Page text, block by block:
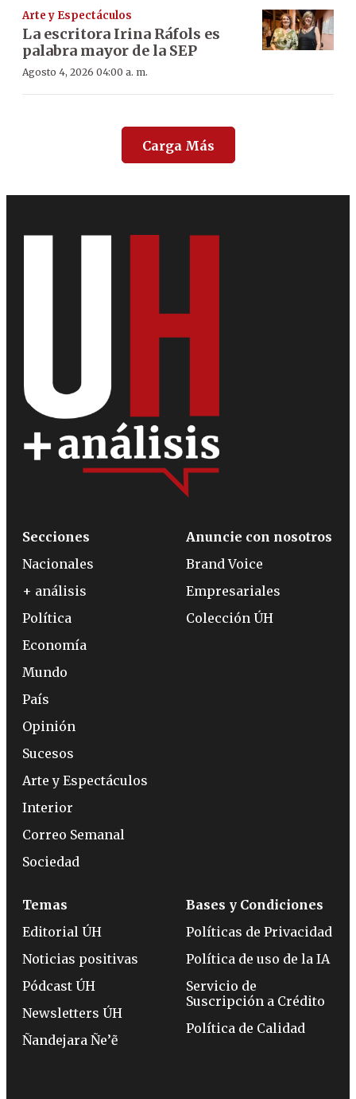
Arte y Espectáculos
La escritora Irina Ráfols es
palabra mayor de la SEP
Agosto 4, 2026 04:00 a. m.
Carga Más
Secciones
Nacionales
+ análisis
Política
Economía
Mundo
País
Opinión
Sucesos
Arte y Espectáculos
Interior
Correo Semanal
Sociedad
Anuncie con nosotros
Brand Voice
Empresariales
Colección ÚH
Temas
Editorial ÚH
Noticias positivas
Pódcast ÚH
Newsletters ÚH
Ñandejara Ñe’ẽ
Bases y Condiciones
Políticas de Privacidad
Política de uso de la IA
Servicio de
Suscripción a Crédito
Política de Calidad